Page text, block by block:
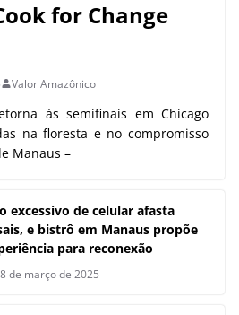
for Change
Valor Amazônico
às semifinais em Chicago
na floresta e no compromisso
Manaus –
excessivo de celular afasta
e bistrô em Manaus propõe
para reconexão
de março de 2025